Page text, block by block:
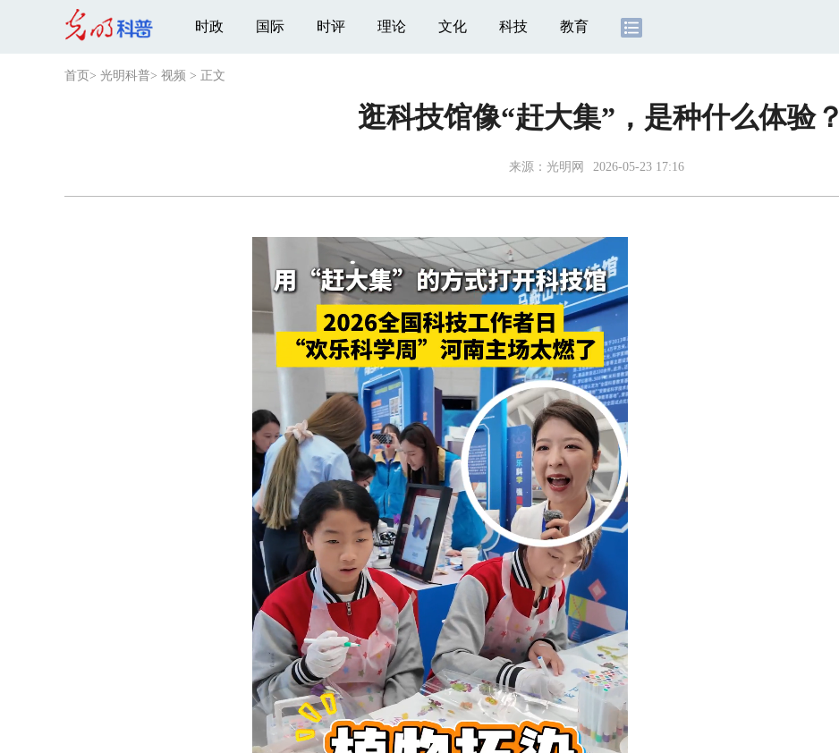
时政 国际 时评 理论 文化 科技 教育
首页 > 光明科普> 视频 > 正文
逛科技馆像“赶大集”，是种什么体验？
来源： 光明网 2026-05-23 17:16